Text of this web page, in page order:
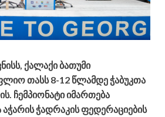
ქალაქი ბათუმი
თასს 8-12 წლამდე ჭაბუკთა
ჩემპიონატი იმართება
ჭადრაკის ფედერაციების